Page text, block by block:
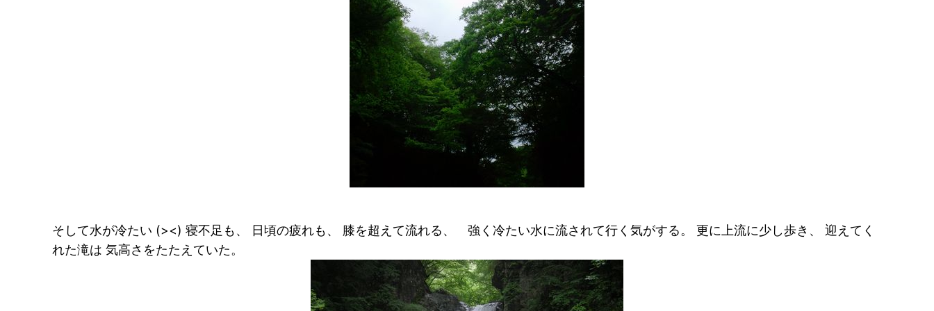
そして水が冷たい (><) 寝不足も、 日頃の疲れも、 膝を超えて流れる、 強く冷たい水に流されて行く気がする。 更に上流に少し歩き、 迎えてく
れた滝は 気高さをたたえていた。